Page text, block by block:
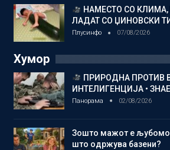
НАМЕСТО СО КЛИМА,
ЛАДАТ СО ЏИНОВСКИ
Плусинфо 07/08/2026
Хумор
ПРИРОДНА ПРОТИВ
ИНТЕЛИГЕНЦИЈА •
Панорама 02/08/2026
Зошто мажот е
што одржува базени?